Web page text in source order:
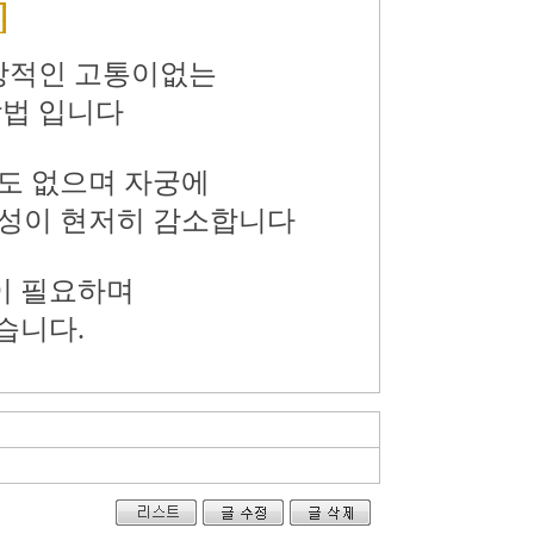
인 고통이없는
입니다
없으며 자궁에
이 현저히 감소합니다
필요하며
니다.